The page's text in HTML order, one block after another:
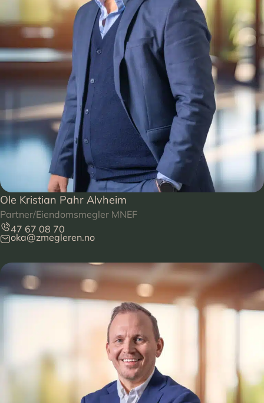
Ole Kristian Pahr Alvheim
Partner/Eiendomsmegler MNEF
47 67 08 70
oka@zmegleren.no